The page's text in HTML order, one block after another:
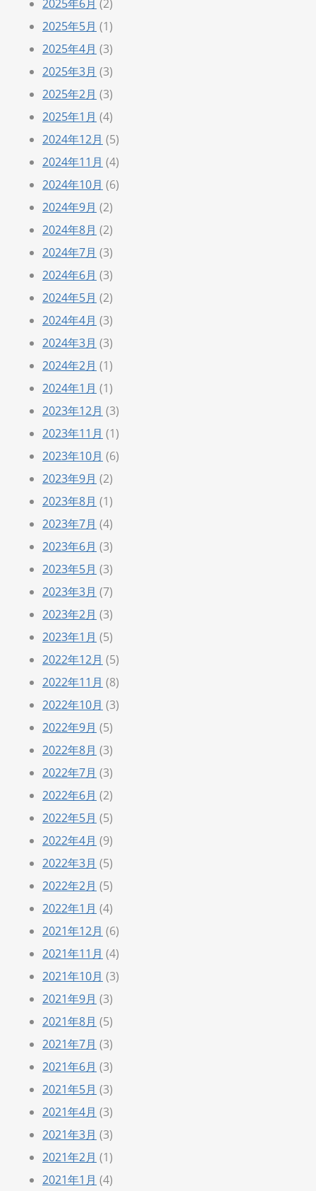
2025年6月 (2)
2025年5月 (1)
2025年4月 (3)
2025年3月 (3)
2025年2月 (3)
2025年1月 (4)
2024年12月 (5)
2024年11月 (4)
2024年10月 (6)
2024年9月 (2)
2024年8月 (2)
2024年7月 (3)
2024年6月 (3)
2024年5月 (2)
2024年4月 (3)
2024年3月 (3)
2024年2月 (1)
2024年1月 (1)
2023年12月 (3)
2023年11月 (1)
2023年10月 (6)
2023年9月 (2)
2023年8月 (1)
2023年7月 (4)
2023年6月 (3)
2023年5月 (3)
2023年3月 (7)
2023年2月 (3)
2023年1月 (5)
2022年12月 (5)
2022年11月 (8)
2022年10月 (3)
2022年9月 (5)
2022年8月 (3)
2022年7月 (3)
2022年6月 (2)
2022年5月 (5)
2022年4月 (9)
2022年3月 (5)
2022年2月 (5)
2022年1月 (4)
2021年12月 (6)
2021年11月 (4)
2021年10月 (3)
2021年9月 (3)
2021年8月 (5)
2021年7月 (3)
2021年6月 (3)
2021年5月 (3)
2021年4月 (3)
2021年3月 (3)
2021年2月 (1)
2021年1月 (4)